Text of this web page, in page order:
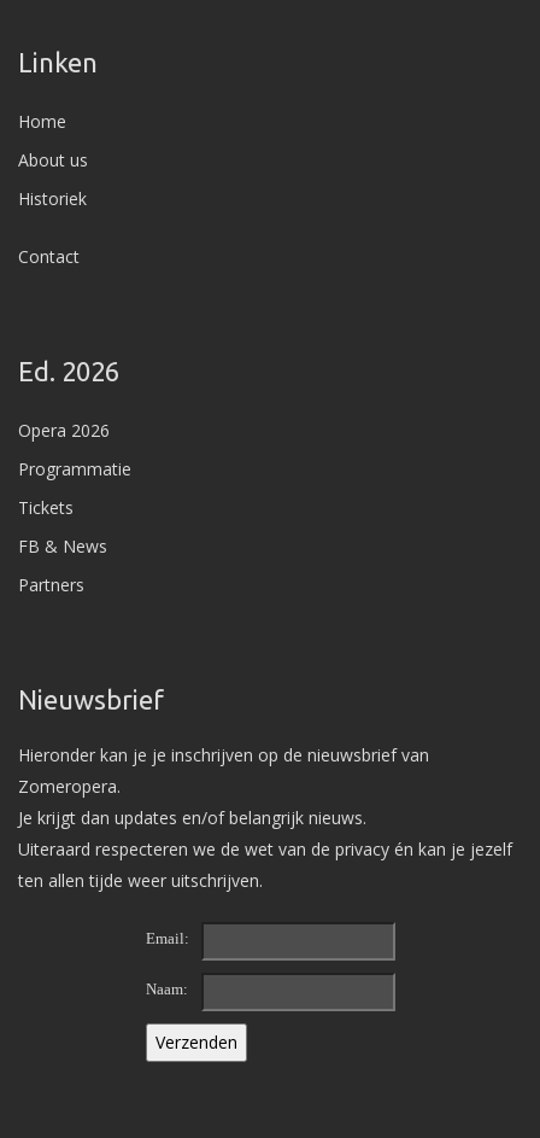
Linken
Home
About us
Historiek
Contact
Ed. 2026
Opera 2026
Programmatie
Tickets
FB & News
Partners
Nieuwsbrief
Hieronder kan je je inschrijven op de nieuwsbrief van
Zomeropera.
Je krijgt dan updates en/of belangrijk nieuws.
Uiteraard respecteren we de wet van de privacy én kan je jezelf
ten allen tijde weer uitschrijven.
Email:
Naam: